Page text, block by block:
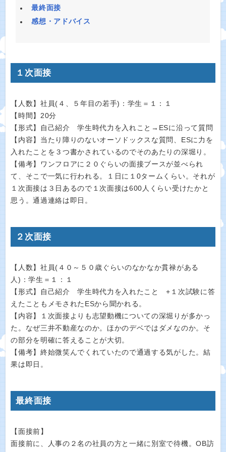
最終面接
感想・アドバイス
１次面接
【人数】社員(４、５年目の若手)：学生＝１：１
【時間】20分
【形式】自己紹介 学生時代力を入れこと→ESに沿って質問
【内容】当たり障りのないオーソドックスな質問、ESに力を
入れたことを３つ書かされているのでそのあたりの深堀り。
【備考】ワンフロアに２０ぐらいの面接ブースが並べられ
て、そこで一気に行われる。１日に１0タームくらい。それが
１次面接は３日あるので１次面接は600人くらい受けたかと
思う。通過連絡は即日。
２次面接
【人数】社員(４０～５０歳ぐらいのなかなか貫禄がある
人)：学生＝１：１
【形式】自己紹介 学生時代力を入れたこと +１次試験に答
えたこともメモされたESから聞かれる。
【内容】１次面接よりも志望動機についての深堀りが多かっ
た。なぜ三井不動産なのか。ほかのデベではダメなのか。そ
の部分を明確に答えることが大切。
【備考】終始微笑んでくれていたので通過する気がした。結
果は即日。
最終面接
【面接前】
面接前に、人事の２名の社員の方と一緒に別室で待機。OB訪